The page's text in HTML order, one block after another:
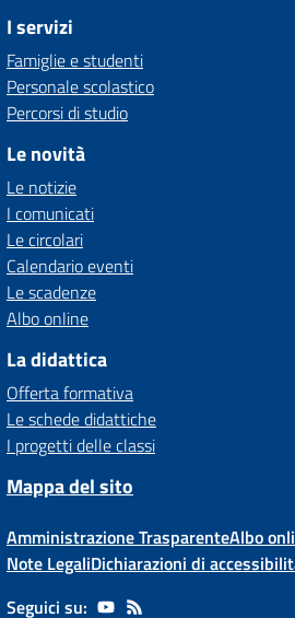
I servizi
Famiglie e studenti
Personale scolastico
Percorsi di studio
Le novità
Le notizie
I comunicati
Le circolari
Calendario eventi
Le scadenze
Albo online
La didattica
Offerta formativa
Le schede didattiche
I progetti delle classi
Mappa del sito
Amministrazione TrasparenteAlbo
Note LegaliDichiarazioni di
Seguici su: